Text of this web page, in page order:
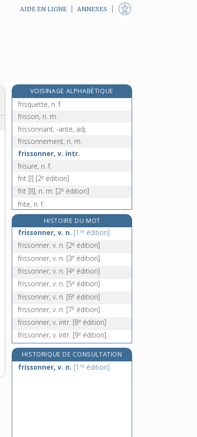
AIDE EN LIGNE ANNEXES
VOISINAGE ALPHABÉTIQUE
frisquet, -ette, adj.
frisquette, n. f.
frisson, n. m.
frissonnant, -ante, adj.
frissonnement, n. m.
frissonner, v. intr.
frisure, n. f.
frit [I] [2e édition]
frit [II], n. m. [2e édition]
frite, n. f.
friterie, n. f.
friteuse, n. f.
fritillaire, n. f.
fritte, n. f.
HISTOIRE DU MOT
frissonner, v. n. [1 re édition]
frissonner, v. n. [2e édition]
frissonner, v. n. [3e édition]
frissonner, v. n. [4e édition]
frissonner, v. n. [5e édition]
frissonner, v. n. [6e édition]
frissonner, v. n. [7e édition]
frissonner, v. intr. [8e édition]
frissonner, v. intr. [9e édition]
HISTORIQUE DE CONSULTATION
frissonner, v. n. [1 re édition]